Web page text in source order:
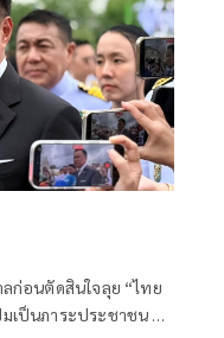
ลก่อนตัดสินใจลุย “ไทย